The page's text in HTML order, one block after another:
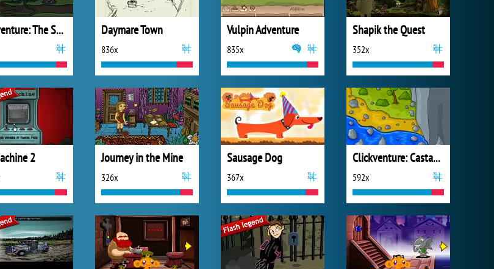
Clickventure: The Secret Beneath Daymare Town
836x
Vulpin Adventure
835x
Shapik the Quest
352x
2 Journey in the Mine
326x
Sausage Dog
367x
Clickventure: Castaway
592x